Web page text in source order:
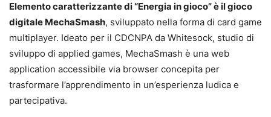
Elemento caratterizzante di “Energia in gioco” è il gioco
digitale MechaSmash, sviluppato nella forma di card game
multiplayer. Ideato per il CDCNPA da Whitesock, studio di
sviluppo di applied games, MechaSmash è una web
application accessibile via browser concepita per
trasformare l’apprendimento in un’esperienza ludica e
partecipativa.